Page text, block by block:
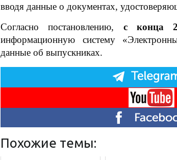
вводя данные о документах,
Согласно постановлению, с конца
информационную систему
данные об выпускниках.
Похожие темы: